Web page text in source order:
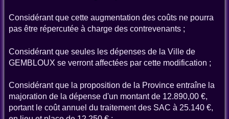
Considérant que cette augmentation des coûts ne pourra
pas être répercutée à charge des contrevenants ;
Considérant que seules les dépenses de la Ville de
GEMBLOUX se verront affectées par cette modification ;
Considérant que la proposition de la Province entraîne la
majoration de la dépense d'un montant de 12.890,00 €,
portant le coût annuel du traitement des SAC à 25.140 €,